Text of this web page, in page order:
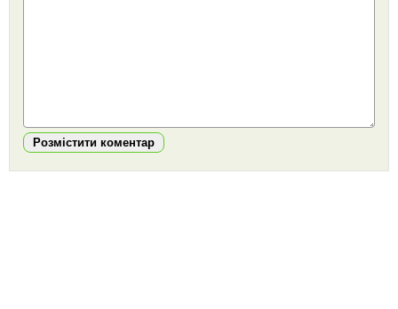
Розмістити коментар